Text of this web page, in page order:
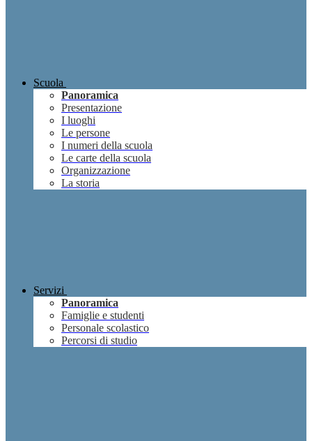
Scuola
Panoramica
Presentazione
I luoghi
Le persone
I numeri della scuola
Le carte della scuola
Organizzazione
La storia
Servizi
Panoramica
Famiglie e studenti
Personale scolastico
Percorsi di studio